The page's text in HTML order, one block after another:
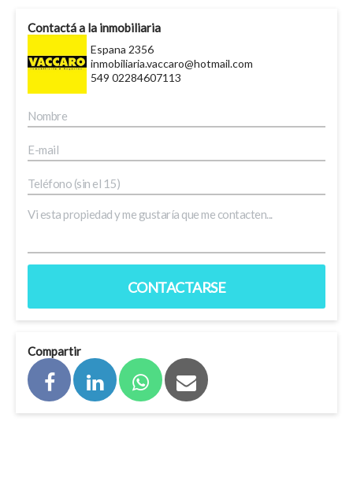
Contactá a la inmobiliaria
Espana 2356
inmobiliaria.vaccaro@hotmail.com
549 02284607113
CONTACTARSE
Compartir